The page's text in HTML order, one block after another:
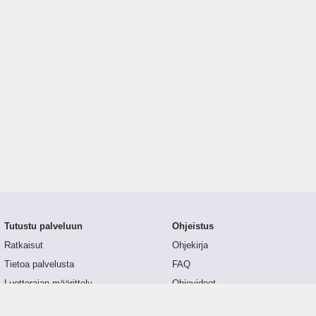
Tutustu palveluun
Ratkaisut
Tietoa palvelusta
Luottorajan määrittely
Ohjeistus
Ohjekirja
FAQ
Ohjevideot